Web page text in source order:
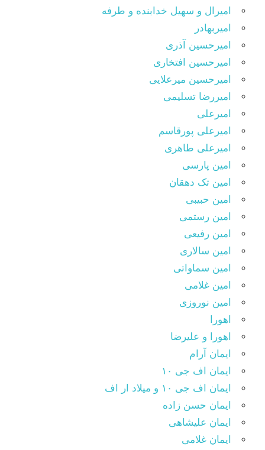
امیرال و سهیل خدابنده و طرفه
امیربهادر
امیرحسین آذری
امیرحسین افتخاری
امیرحسین میرعلایی
امیررضا تسلیمی
امیرعلی
امیرعلی پورقاسم
امیرعلی طاهری
امین پارسی
امین تک دهقان
امین حبیبی
امین رستمی
امین رفیعی
امین سالاری
امین سماواتی
امین غلامی
امین نوروزی
اهورا
اهورا و علیرضا
ایمان آرام
ایمان اف جی ۱۰
ایمان اف جی ۱۰ و میلاد ار اف
ایمان حسن زاده
ایمان علیشاهی
ایمان غلامی